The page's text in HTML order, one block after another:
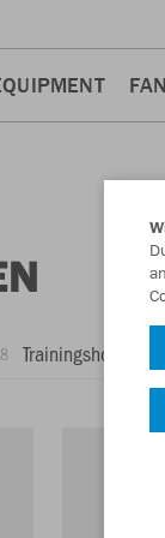
Trainingshosen